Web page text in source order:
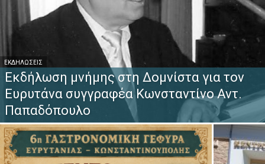
ΕΚΔΗΛΏΣΕΙΣ
Εκδήλωση μνήμης στη Δομνίστα για τον
Ευρυτάνα συγγραφέα Κωνσταντίνο Αντ.
Παπαδόπουλο